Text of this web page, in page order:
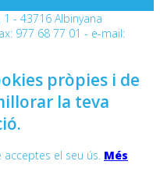
- 43716 Albinyana
977 68 77 01 - e-mail:
pròpies i de
la teva
el seu ús. Més